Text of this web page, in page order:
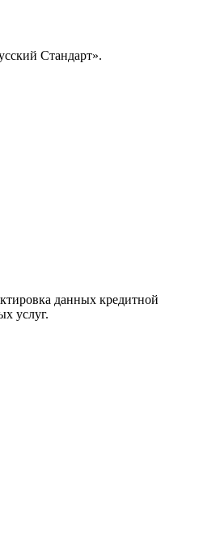
Стандарт».
данных кредитной
услуг.